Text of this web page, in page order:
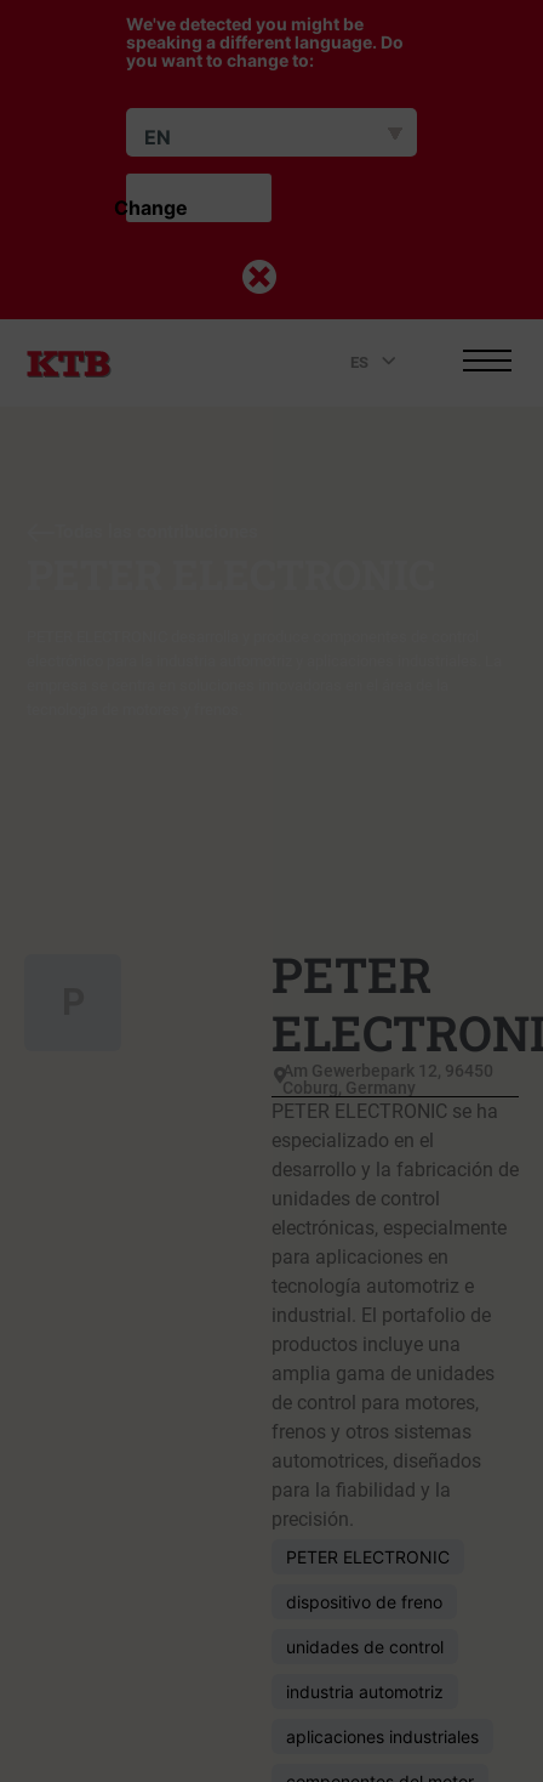
We've detected you might be
speaking a different language. Do
you want to change to:
EN
Change
ES .
PETER
Am Gewerbepark 12, 96450
Coburg, Germany
PETER ELECTRONIC se ha
especializado en el
desarrollo y la fabricación de
unidades de control
electrónicas, especialmente
para aplicaciones en
tecnología automotriz e
industrial. El portafolio de
productos incluye una
amplia gama de unidades
de control para motores,
frenos y otros sistemas
automotrices, diseñados
para la fiabilidad y la
precisión.
PETER ELECTRONIC
dispositivo de freno
unidades de control
industria automotriz
aplicaciones industriales